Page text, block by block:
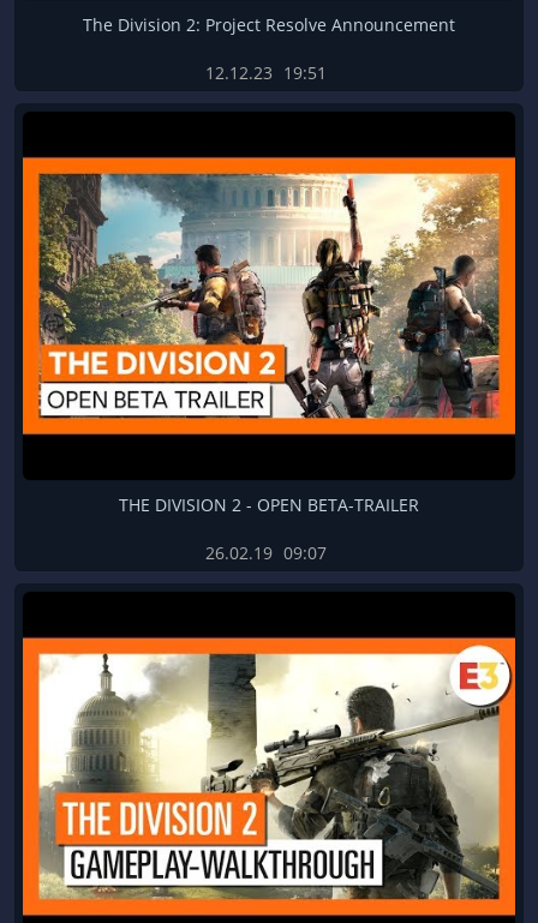
The Division 2: Project Resolve Announcement
12.12.23 19:51
THE DIVISION 2 - OPEN BETA-TRAILER
26.02.19 09:07